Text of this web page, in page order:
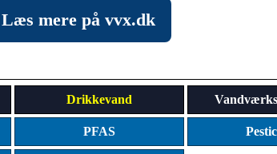
Læs mere på vvx.dk
Drikkevand
PFAS